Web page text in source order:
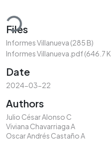
Files
Informes Villanueva (285 B)
Informes Villanueva.pdf(646.7
Date
2024-03-22
Authors
Julio César Alonso C
Viviana Chavarriaga A
Oscar Andrés Castaño A